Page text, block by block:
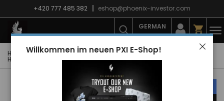
Willkommen im neuen PXI E-Shop!
+420 777 485 382 eshop@phoenix-investor.com
GERMAN
Hauptseite E-shop PXI-Winterkollektion
PXI-Sweatshirts
Herren-Sweatshirts
Sweatshirt Phoenix PXI 2025 man/white